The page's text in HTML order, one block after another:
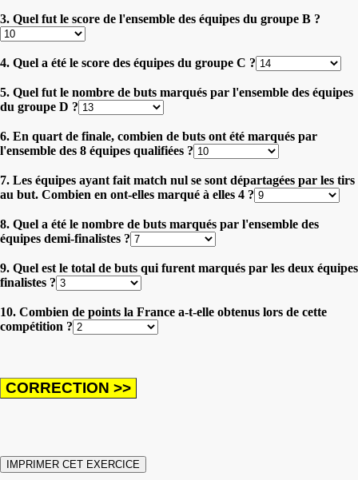
3. Quel fut le score de l'ensemble des équipes du groupe B ?
4. Quel a été le score des équipes du groupe C ?
5. Quel fut le nombre de buts marqués par l'ensemble des équipes
du groupe D ?
6. En quart de finale, combien de buts ont été marqués par
l'ensemble des 8 équipes qualifiées ?
7. Les équipes ayant fait match nul se sont départagées par les tirs
au but. Combien en ont-elles marqué à elles 4 ?
8. Quel a été le nombre de buts marqués par l'ensemble des
équipes demi-finalistes ?
9. Quel est le total de buts qui furent marqués par les deux équipes
finalistes ?
10. Combien de points la France a-t-elle obtenus lors de cette
compétition ?